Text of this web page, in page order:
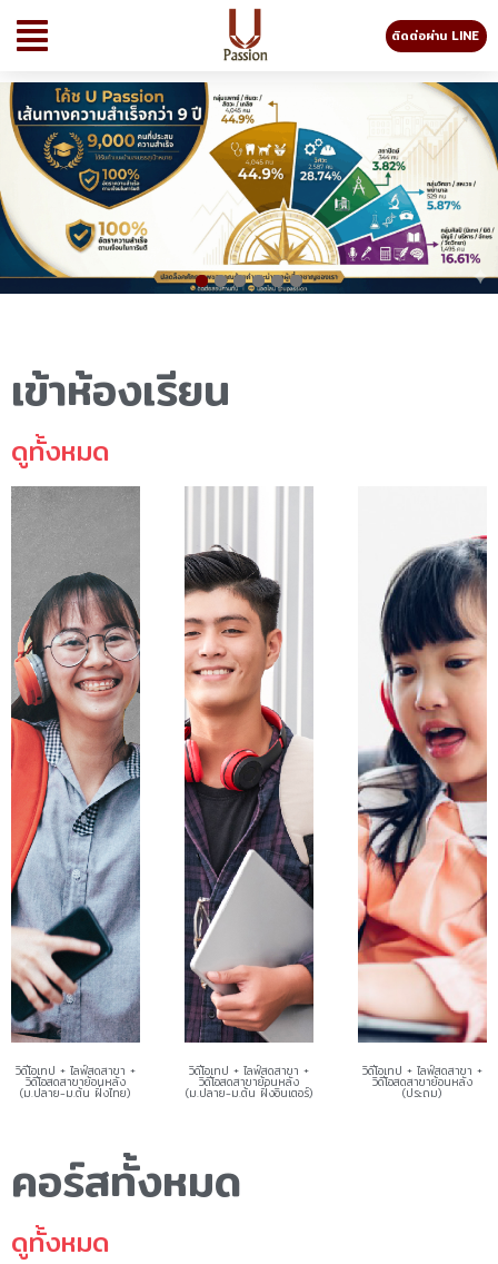
ติดต่อผ่าน LINE
1 2 3 4 5 6
เข้าห้องเรียน
ดูทั้งหมด
วิดีโอเทป + ไลฟ์สดสาขา +
วิดีโอสดสาขาย้อนหลัง
(ม.ปลาย-ม.ต้น ฝั่งไทย)
วิดีโอเทป + ไลฟ์สดสาขา +
วิดีโอสดสาขาย้อนหลัง
(ม.ปลาย-ม.ต้น ฝั่งอินเตอร์)
วิดีโอเทป + ไลฟ์สดสาขา +
วิดีโอสดสาขาย้อนหลัง
(ประถม)
คอร์สทั้งหมด
ดูทั้งหมด